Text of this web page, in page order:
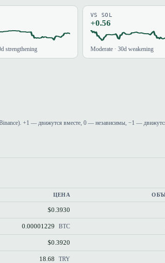
strengthening
VS SOL
+0.56
Moderate · 30d weakening
+1 — движутся вместе, 0 — независимы, −1 —
ЦЕНА
$0.3930
0.00001229 BTC
$0.3920
18.68 TRY